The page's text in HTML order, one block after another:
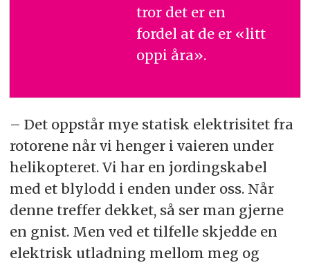
tror det er en
fordel at de er «litt
oppi åra».
– Det oppstår mye statisk elektrisitet fra
rotorene når vi henger i vaieren under
helikopteret. Vi har en jordingskabel
med et blylodd i enden under oss. Når
denne treffer dekket, så ser man gjerne
en gnist. Men ved et tilfelle skjedde en
elektrisk utladning mellom meg og